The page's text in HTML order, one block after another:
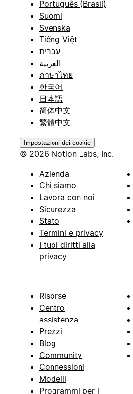
Português (Brasil)
Suomi
Svenska
Tiếng Việt
עברית
العربية
ภาษาไทย
한국어
日本語
简体中文
繁體中文
Impostazioni dei cookie
© 2026 Notion Labs, Inc.
Azienda
Chi siamo
Lavora con noi
Sicurezza
Stato
Termini e privacy
I tuoi diritti alla
privacy
Risorse
Centro
assistenza
Prezzi
Blog
Community
Connessioni
Modelli
Programmi per i